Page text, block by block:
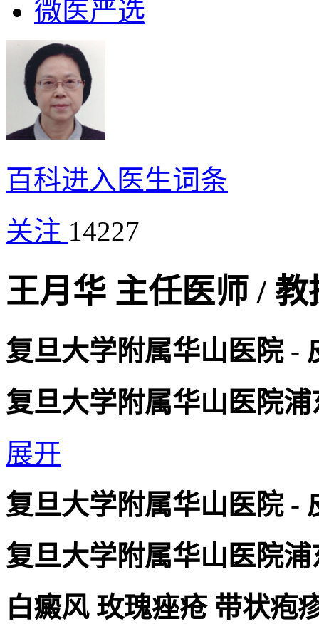
微医严选
百科进入医生词条
关注 14227
王月华 主任医师 / 教
复旦大学附属华山医院 -
复旦大学附属华山医院
展开
复旦大学附属华山医院 -
复旦大学附属华山医院
白癜风 玫瑰痤疮 带状疱